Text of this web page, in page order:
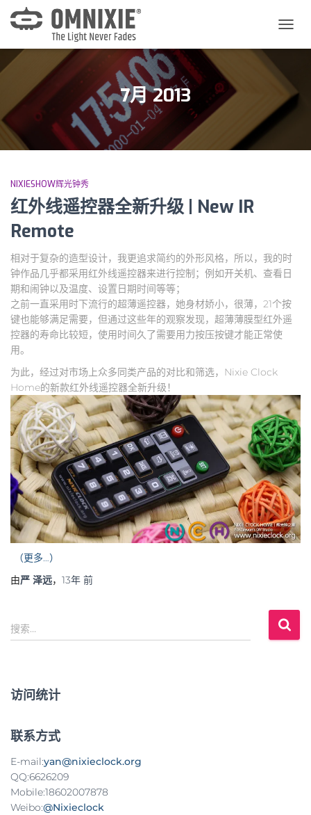
换
7月 2013
NIXIESHOW辉光钟秀
红外线遥控器全新升级 | New IR
Remote
相对于复杂的造型设计，我更追求简约的外形风格，所以，我的时
钟作品几乎都采用红外线遥控器来进行控制；例如开关机、查看日
期和闹钟以及温度、设置日期时间等等；
之前一直采用时下流行的超薄遥控器，她身材娇小，很薄，21个按
键也能够满足需要，但通过这些年的观察发现，超薄薄膜型红外遥
控器的寿命比较短，使用时间久了需要用力按压按键才能正常使
用。
为此，经过对市场上众多同类产品的对比和筛选，Nixie Clock
Home的新款红外线遥控器全新升级！
（更多…）
由严 泽远， 13年 前
搜
索
搜索…
访问统计
联系方式
E-mail:yan@nixieclock.org
QQ:6626209
Mobile:18602007878
Weibo:@Nixieclock